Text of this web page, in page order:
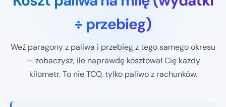
÷ przebieg)
Weź paragony z paliwa i przebieg z tego samego okresu
— zobaczysz, ile naprawdę kosztował Cię każdy
kilometr. To nie TCO, tylko paliwo z rachunków.